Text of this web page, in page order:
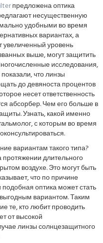
предложена оптика
несущественную
удобными во время
вариантах, а
увеличенный уровень
выше, могут защитить
исследования,
что линзы
до девяноста процентов
несет ответственность
абсорбер. Чем его больше в
Узнать, какой именно
с которым во время
вариантам такого типа?
протяжении длительного
воздухе. Это могут быть
что по причине
оптика может стать
вариантом. Таким
те, кто любит проводить
от высокой
линзы солнцезащитного